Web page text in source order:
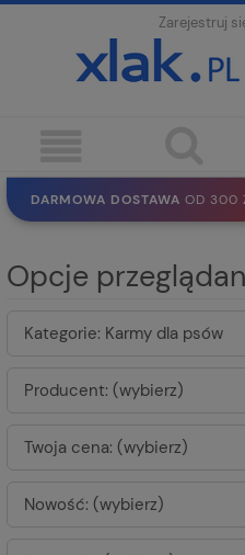
Zarejestruj
DARMOWA DOSTAWA OD 300
SOLIDNEEKO PAKOWANIE
Opcje
Kategorie: Karmy dla psów
Producent: (wybierz)
Twoja cena: (wybierz)
Nowość: (wybierz)